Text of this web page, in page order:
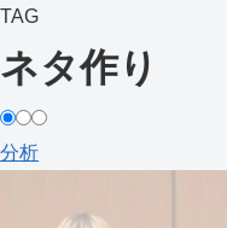
TAG
ネタ作り
分析